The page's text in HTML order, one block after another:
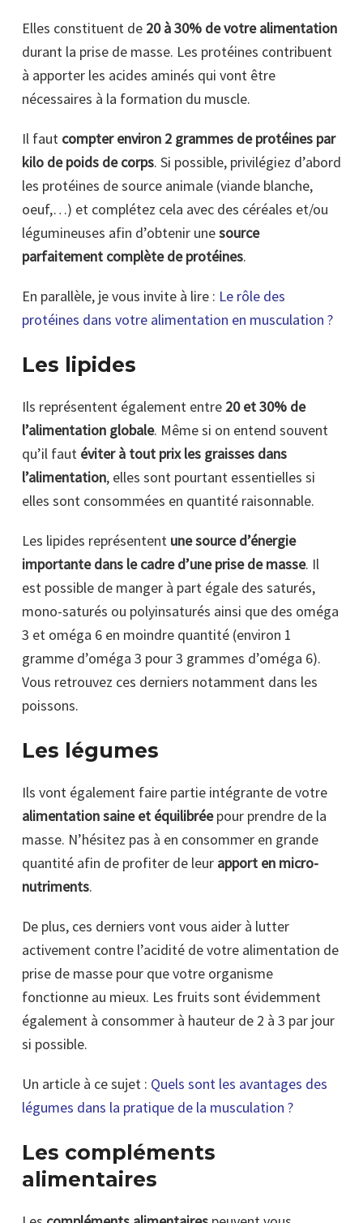
Elles constituent de 20 à 30% de votre alimentation
durant la prise de masse. Les protéines contribuent
à apporter les acides aminés qui vont être
nécessaires à la formation du muscle.
Il faut compter environ 2 grammes de protéines par
kilo de poids de corps. Si possible, privilégiez d’abord
les protéines de source animale (viande blanche,
oeuf,…) et complétez cela avec des céréales et/ou
légumineuses afin d’obtenir unesource
parfaitement complète de protéines.
En parallèle, je vous invite à lire : Le rôle des
protéines dans votre alimentation en musculation ?
Les lipides
Ils représentent également entre 20 et 30% de
l’alimentation globale. Même si on entend souvent
qu’il faut éviter à tout prix les graisses dans
l’alimentation, elles sont pourtant essentielles si
elles sont consommées en quantité raisonnable.
Les lipides représentent une source d’énergie
importante dans le cadre d’une prise de masse. Il
est possible de manger à part égale des saturés,
mono-saturés ou polyinsaturés ainsi que des oméga
3 et oméga 6 en moindre quantité (environ 1
gramme d’oméga 3 pour 3 grammes d’oméga 6).
Vous retrouvez ces derniers notamment dans les
poissons.
Les légumes
Ils vont également faire partie intégrante de votre
alimentation saine et équilibréepour prendre de la
masse. N’hésitez pas à en consommer en grande
quantité afin de profiter de leur apport en micro-
nutriments.
De plus, ces derniers vont vous aider à lutter
activement contre l’acidité de votre alimentation de
prise de masse pour que votre organisme
fonctionne au mieux. Les fruits sont évidemment
également à consommer à hauteur de 2 à 3 par jour
si possible.
Un article à ce sujet : Quels sont les avantages des
légumes dans la pratique de la musculation ?
Les compléments
alimentaires